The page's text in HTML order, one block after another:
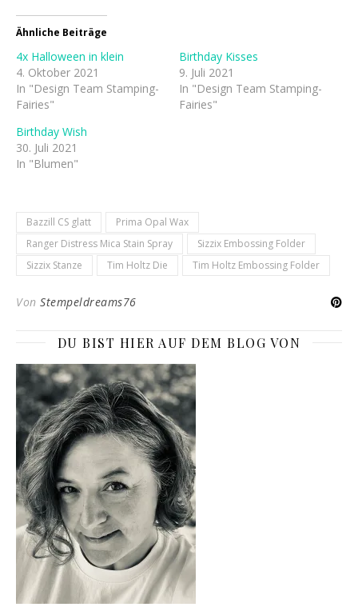
Ähnliche Beiträge
4x Halloween in klein
4. Oktober 2021
In "Design Team Stamping-
Fairies"
Birthday Kisses
9. Juli 2021
In "Design Team Stamping-
Fairies"
Birthday Wish
30. Juli 2021
In "Blumen"
Bazzill CS glatt
Prima Opal Wax
Ranger Distress Mica Stain Spray
Sizzix Embossing Folder
Sizzix Stanze
Tim Holtz Die Tim Holtz Embossing Folder
Von Stempeldreams76
DU BIST HIER AUF DEM BLOG VON